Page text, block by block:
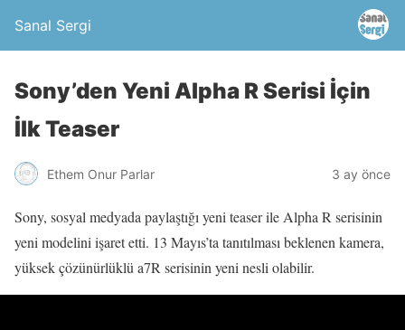
Sanal Sergi
Sony’den Yeni Alpha R Serisi İçin
İlk Teaser
Ethem Onur Parlar 3 ay önce
Sony, sosyal medyada paylaştığı yeni teaser ile Alpha R serisinin
yeni modelini işaret etti. 13 Mayıs’ta tanıtılması beklenen kamera,
yüksek çözünürlüklü a7R serisinin yeni nesli olabilir.